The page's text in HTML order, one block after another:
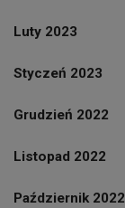
Luty 2023
Styczeń 2023
Grudzień 2022
Listopad 2022
Październik 2022